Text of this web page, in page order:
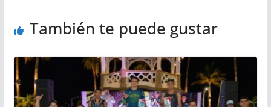
También te puede gustar